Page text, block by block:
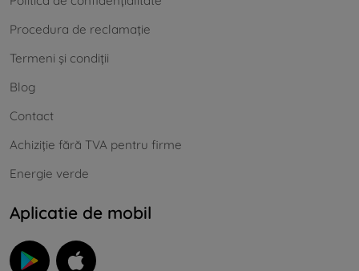
Procedura de reclamație
Termeni și condiții
Blog
Contact
Achiziție fără TVA pentru firme
Energie verde
Aplicatie de mobil